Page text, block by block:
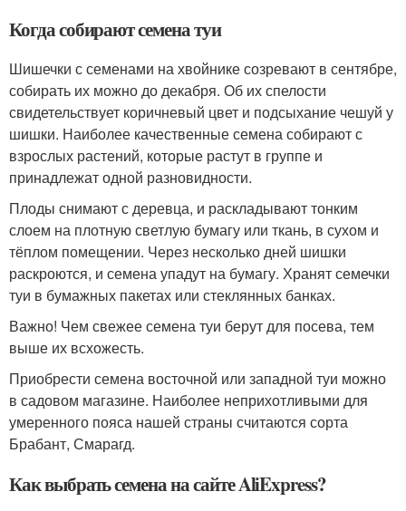
Когда собирают семена туи
Шишечки с семенами на хвойнике созревают в сентябре,
собирать их можно до декабря. Об их спелости
свидетельствует коричневый цвет и подсыхание чешуй у
шишки. Наиболее качественные семена собирают с
взрослых растений, которые растут в группе и
принадлежат одной разновидности.
Плоды снимают с деревца, и раскладывают тонким
слоем на плотную светлую бумагу или ткань, в сухом и
тёплом помещении. Через несколько дней шишки
раскроются, и семена упадут на бумагу. Хранят семечки
туи в бумажных пакетах или стеклянных банках.
Важно! Чем свежее семена туи берут для посева, тем
выше их всхожесть.
Приобрести семена восточной или западной туи можно
в садовом магазине. Наиболее неприхотливыми для
умеренного пояса нашей страны считаются сорта
Брабант, Смарагд.
Как выбрать семена на сайте AliExpress?